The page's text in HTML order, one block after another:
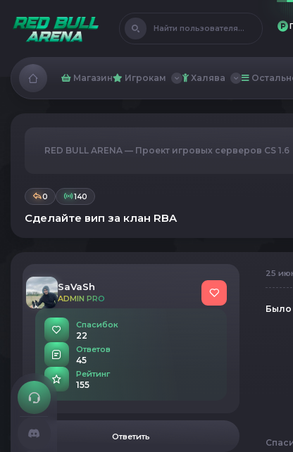
Найти пользователя...
Магазин Игрокам Халява
RED BULL ARENA — Проект игровых серверов CS 1.6
0 140
Сделайте вип за клан RBA
SaVaSh
ADMIN PRO
Спасибок
22
Ответов
45
Рейтинг
155
Ответить
25
Было